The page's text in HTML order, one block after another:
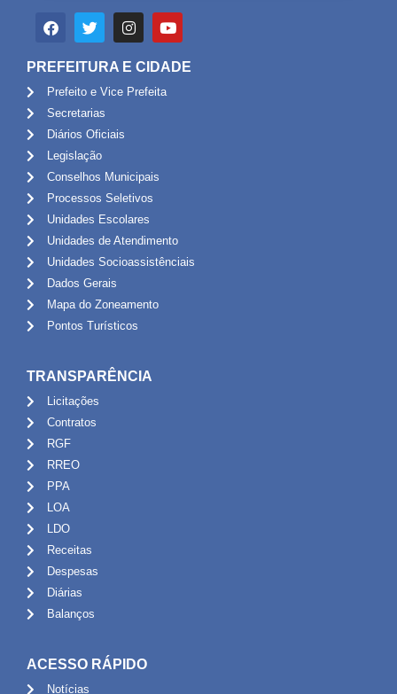
PREFEITURA E CIDADE
Prefeito e Vice Prefeita
Secretarias
Diários Oficiais
Legislação
Conselhos Municipais
Processos Seletivos
Unidades Escolares
Unidades de Atendimento
Unidades Socioassistênciais
Dados Gerais
Mapa do Zoneamento
Pontos Turísticos
TRANSPARÊNCIA
Licitações
Contratos
RGF
RREO
PPA
LOA
LDO
Receitas
Despesas
Diárias
Balanços
ACESSO RÁPIDO
Notícias